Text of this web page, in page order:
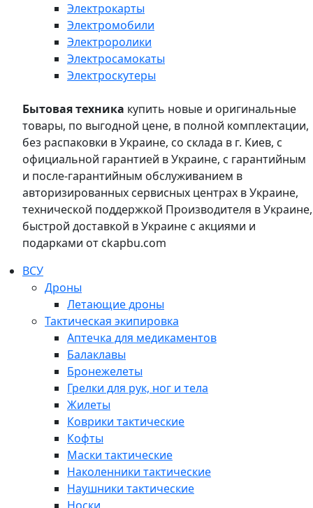
Электрокарты
Электромобили
Электроролики
Электросамокаты
Электроскутеры
Бытовая техника купить новые и оригинальные
товары, по выгодной цене, в полной комплектации,
без распаковки в Украине, со склада в г. Киев, с
официальной гарантией в Украине, с гарантийным
и после-гарантийным обслуживанием в
авторизированных сервисных центрах в Украине,
технической поддержкой Производителя в Украине,
быстрой доставкой в Украине с акциями и
подарками от ckapbu.com
ВСУ
Дроны
Летающие дроны
Тактическая экипировка
Аптечка для медикаментов
Балаклавы
Бронежелеты
Грелки для рук, ног и тела
Жилеты
Коврики тактические
Кофты
Маски тактические
Наколенники тактические
Наушники тактические